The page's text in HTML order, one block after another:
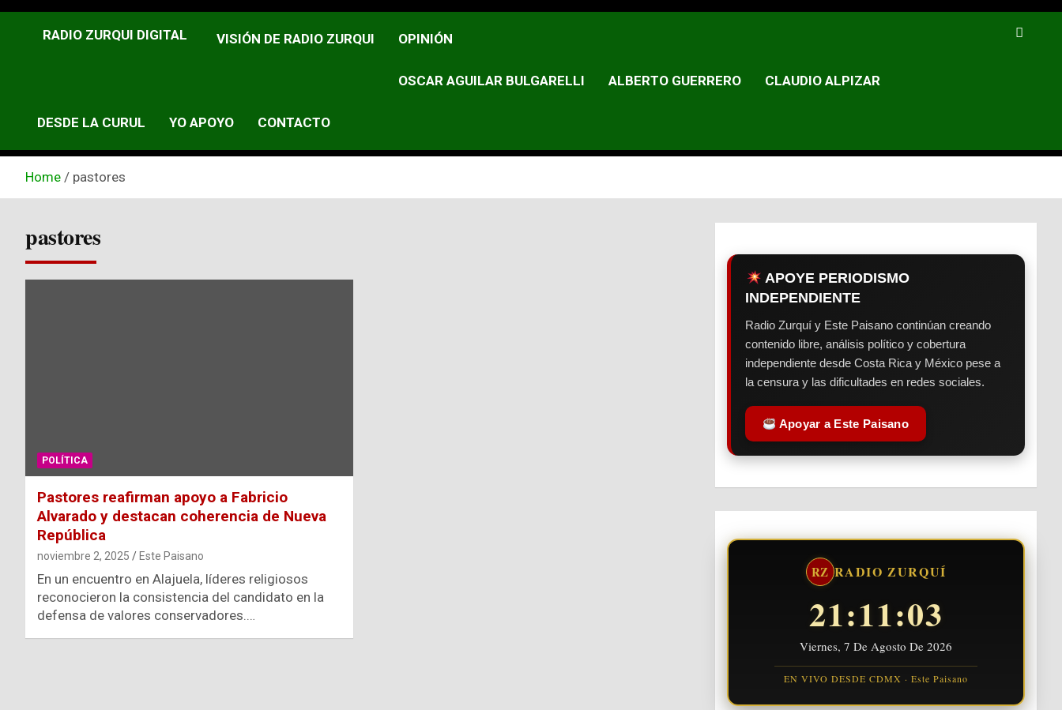
RADIO ZURQUI DIGITAL VISIÓN DE RADIO ZURQUI OPINIÓN
OSCAR AGUILAR BULGARELLI ALBERTO GUERRERO CLAUDIO ALPIZAR
DESDE LA CURUL YO APOYO CONTACTO
Home pastores
pastores
POLÍTICA
Pastores reafirman apoyo a Fabricio
Alvarado y destacan coherencia de Nueva
República
noviembre 2, 2025 Este Paisano
En un encuentro en Alajuela, líderes religiosos
reconocieron la consistencia del candidato en la
defensa de valores conservadores.…
APOYE PERIODISMO
INDEPENDIENTE
Radio Zurquí y Este Paisano continúan creando
contenido libre, análisis político y cobertura
independiente desde Costa Rica y México pese a
la censura y las dificultades en redes sociales.
Apoyar a Este Paisano
RZ RADIO ZURQUÍ
21:11:03
Viernes, 7 De Agosto De 2026
EN VIVO DESDE CDMX · Este Paisano